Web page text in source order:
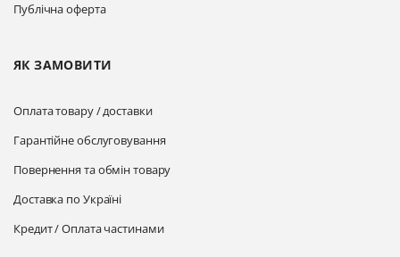
Публічна оферта
ЯК ЗАМОВИТИ
Оплата товару / доставки
Гарантійне обслуговування
Повернення та обмін товару
Доставка по Україні
Кредит / Оплата частинами